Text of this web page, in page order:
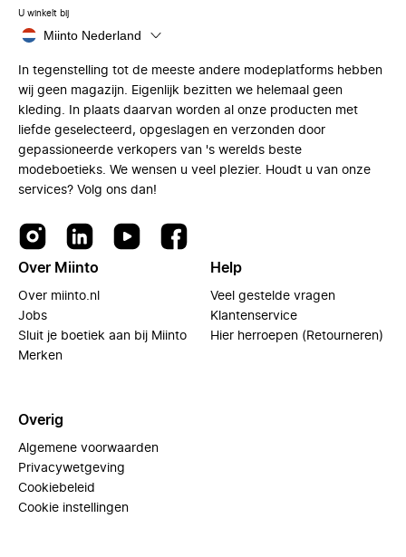
U winkelt bij
Miinto Nederland
In tegenstelling tot de meeste andere modeplatforms hebben
wij geen magazijn. Eigenlijk bezitten we helemaal geen
kleding. In plaats daarvan worden al onze producten met
liefde geselecteerd, opgeslagen en verzonden door
gepassioneerde verkopers van 's werelds beste
modeboetieks. We wensen u veel plezier. Houdt u van onze
services? Volg ons dan!
Over Miinto
Over miinto.nl
Jobs
Sluit je boetiek aan bij Miinto
Merken
Help
Veel gestelde vragen
Klantenservice
Hier herroepen (Retourneren)
Overig
Algemene voorwaarden
Privacywetgeving
Cookiebeleid
Cookie instellingen